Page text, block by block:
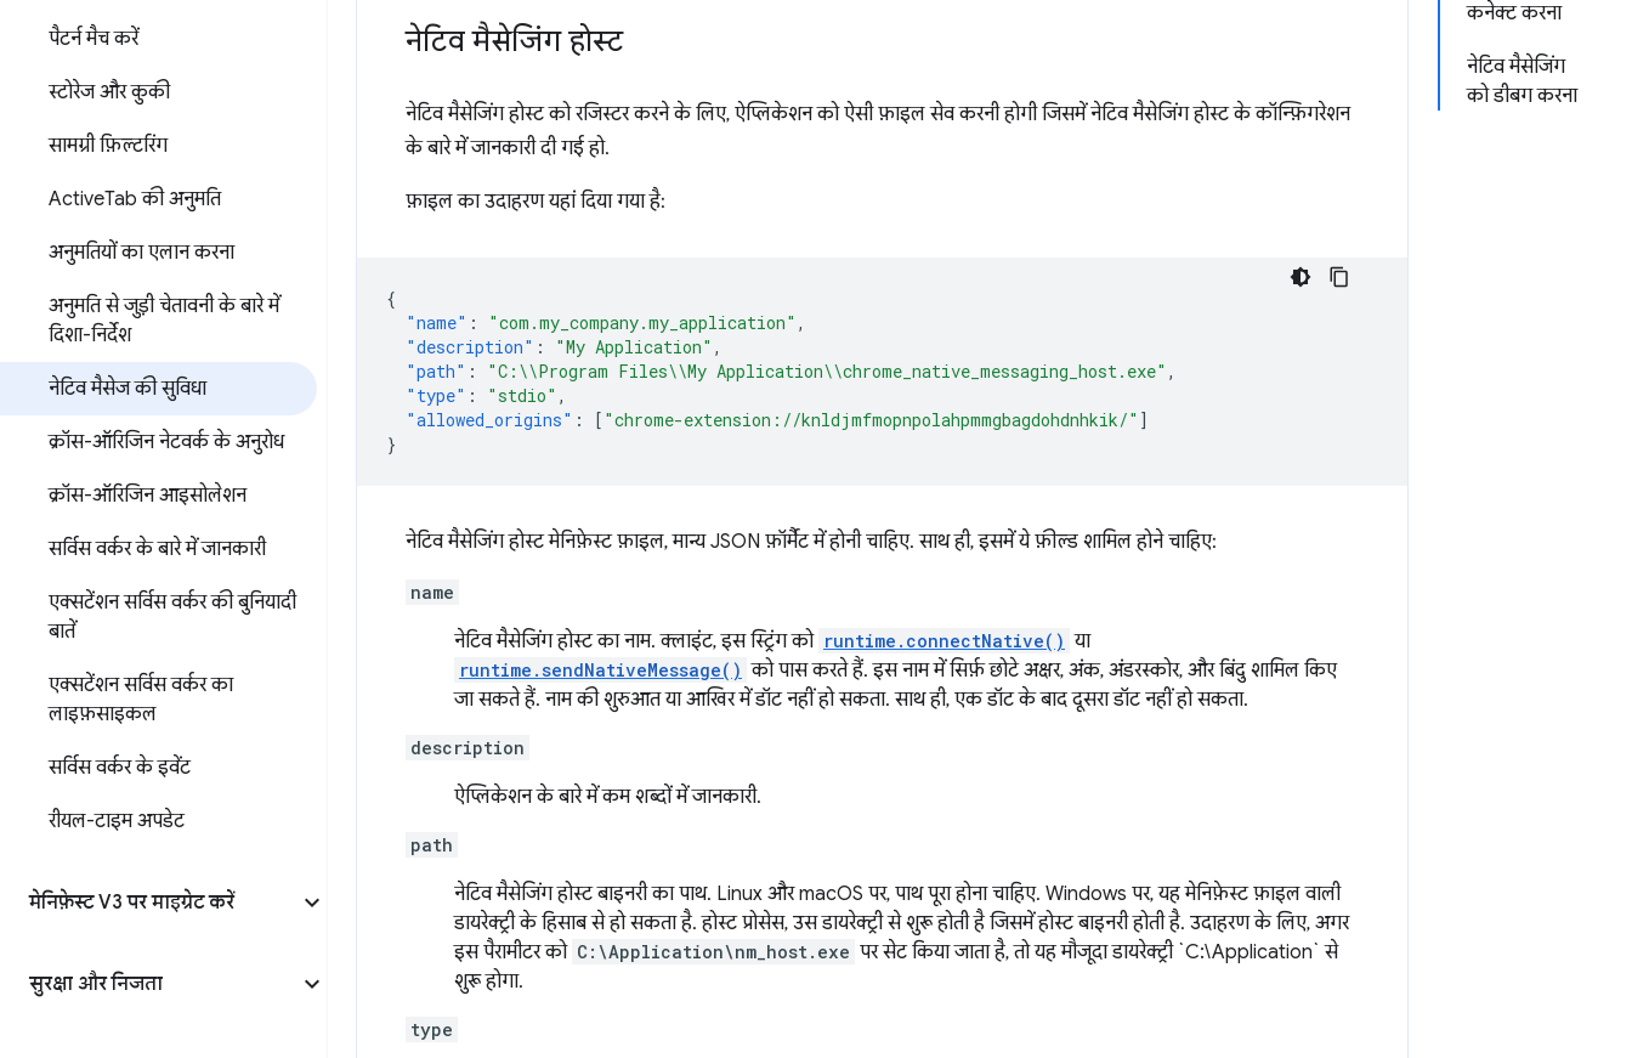
पैटर्न मैच करें
स्टोरेज और कुकी
सामग्री फ़िल्टरिंग
ActiveTab की अनुमति
अनुमतियों का एलान करना
अनुमति से जुड़ी चेतावनी के बारे में
दिशा-निर्देश
नेटिव मैसेज की सुविधा
क्रॉस-ऑरिजिन नेटवर्क के अनुरोध
क्रॉस-ऑरिजिन आइसोलेशन
सर्विस वर्कर के बारे में जानकारी
एक्सटेंशन सर्विस वर्कर की बुनियादी
बातें
एक्सटेंशन सर्विस वर्कर का
लाइफ़साइकल
सर्विस वर्कर के इवेंट
रीयल-टाइम अपडेट
मेनिफ़ेस्ट V3 पर माइग्रेट करें
सुरक्षा और निजता
कनेक्ट करना
नेटिव मैसेजिंग
को डीबग करना
नेटिव मैसेजिंग होस्ट
नेटिव मैसेजिंग होस्ट को रजिस्टर करने के लिए, ऐप्लिकेशन को ऐसी फ़ाइल सेव करनी होगी जिसमें नेटिव मैसेजिंग होस्ट के कॉन्फ़िगरेशन
के बारे में जानकारी दी गई हो.
फ़ाइल का उदाहरण यहां दिया गया है:
{
"name" : "com.my_company.my_application" ,
"description" : "My Application" ,
"path" : "C:\\Program Files\\My Application\\chrome_native_messaging_host.exe" ,
"type" : "stdio" ,
"allowed_origins" : [ "chrome-extension://knldjmfmopnpolahpmmgbagdohdnhkik/" ]
}
नेटिव मैसेजिंग होस्ट मेनिफ़ेस्ट फ़ाइल, मान्य JSON फ़ॉर्मैट में होनी चाहिए. साथ ही, इसमें ये फ़ील्ड शामिल होने चाहिए:
name
नेटिव मैसेजिंग होस्ट का नाम. क्लाइंट, इस स्ट्रिंग को runtime.connectNative() या
runtime.sendNativeMessage() को पास करते हैं. इस नाम में सिर्फ़ छोटे अक्षर, अंक, अंडरस्कोर, और बिंदु शामिल किए
जा सकते हैं. नाम की शुरुआत या आखिर में डॉट नहीं हो सकता. साथ ही, एक डॉट के बाद दूसरा डॉट नहीं हो सकता.
description
ऐप्लिकेशन के बारे में कम शब्दों में जानकारी.
path
नेटिव मैसेजिंग होस्ट बाइनरी का पाथ. Linux और macOS पर, पाथ पूरा होना चाहिए. Windows पर, यह मेनिफ़ेस्ट फ़ाइल वाली
डायरेक्ट्री के हिसाब से हो सकता है. होस्ट प्रोसेस, उस डायरेक्ट्री से शुरू होती है जिसमें होस्ट बाइनरी होती है. उदाहरण के लिए, अगर
इस पैरामीटर को C:\Application\nm_host.exe पर सेट किया जाता है, तो यह मौजूदा डायरेक्ट्री `C:\Application` से
शुरू होगा.
type